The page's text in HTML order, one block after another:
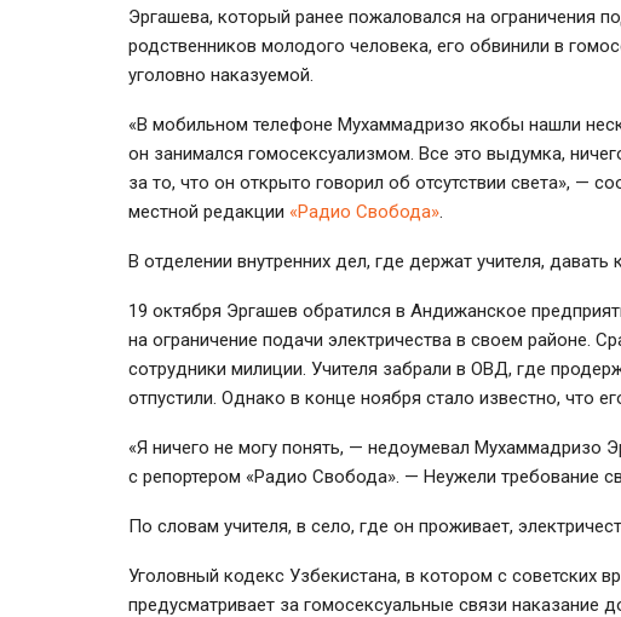
Эргашева, который ранее пожаловался на ограничения
родственников молодого человека, его обвинили в
уголовно наказуемой.
«В мобильном телефоне Мухаммадризо якобы нашли
он занимался гомосексуализмом. Все это выдумка,
за то, что он открыто говорил об отсутствии света», —
местной редакции «Радио Свобода»
В отделении внутренних дел, где держат учителя, давать
19 октября Эргашев обратился в Андижанское
на ограничение подачи электричества в своем районе.
сотрудники милиции. Учителя забрали в ОВД, где
отпустили. Однако в конце ноября стало известно, что
«Я ничего не могу понять, — недоумевал Мухаммадризо
с репортером «Радио Свобода». — Неужели требование
По словам учителя, в село, где он проживает,
Уголовный кодекс Узбекистана, в котором с советских
предусматривает за гомосексуальные связи наказание